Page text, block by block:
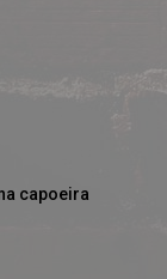
capoeira